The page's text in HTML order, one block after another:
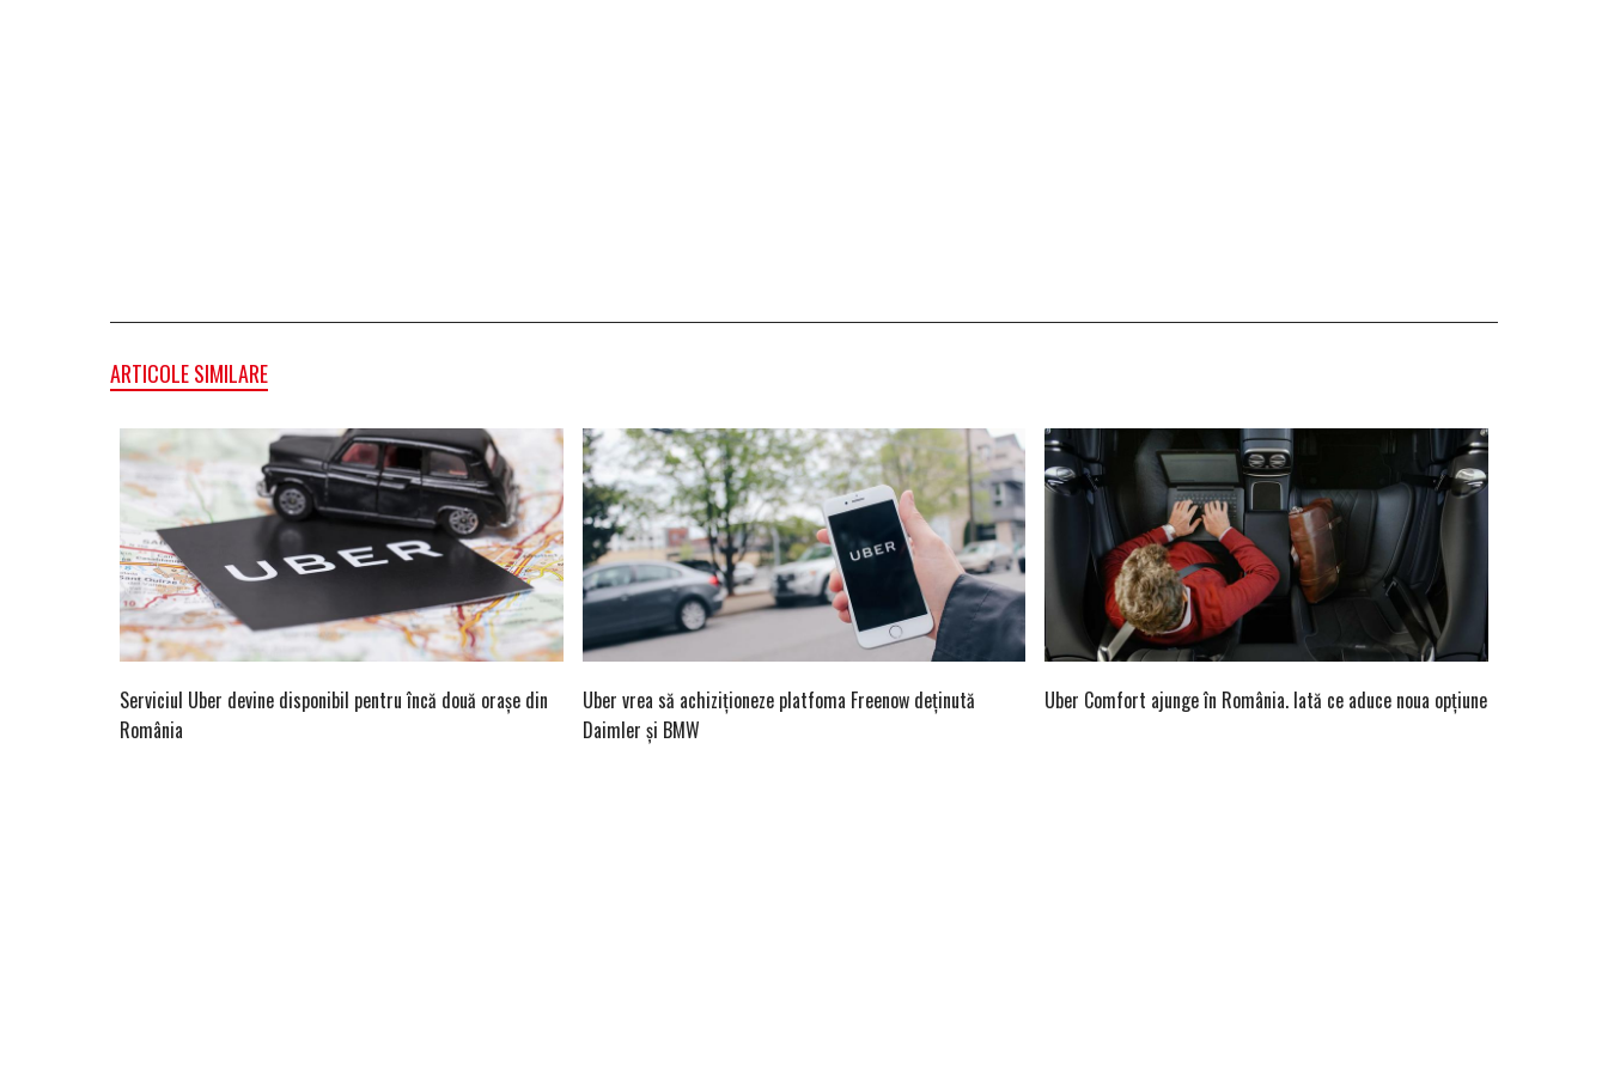
ARTICOLE SIMILARE
Serviciul Uber devine disponibil pentru încă două orașe din
România
Uber vrea să achiziţioneze platfoma Freenow deținută
Daimler şi BMW
Uber Comfort ajunge în România. Iată ce aduce noua opțiune